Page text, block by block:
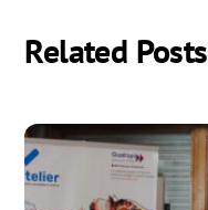
Related Posts